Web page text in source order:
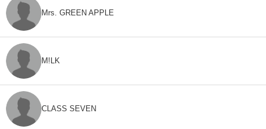
Mrs. GREEN APPLE
M!LK
CLASS SEVEN